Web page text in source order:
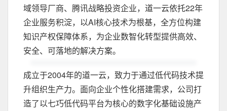
域领导厂商、腾讯战略投资企业，道一云依托22年
企业服务积淀，以AI核心技术为根基，全方位构建
知识产权保障体系，为企业数智化转型提供高效、
安全、可落地的解决方案。
成立于2004年的道一云，致力于通过低代码技术提
升组织生产力。面向企业个性化搭建需求，公司打
造了以七巧低代码平台为核心的数字化基础设施产